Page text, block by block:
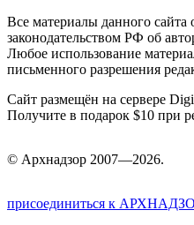
Все материалы данного сайта
законодательством РФ об
Любое использование
письменного разрешения
Сайт размещён на сервере
Получите в подарок $10 при
© Архнадзор 2007—2026.
присоединиться к